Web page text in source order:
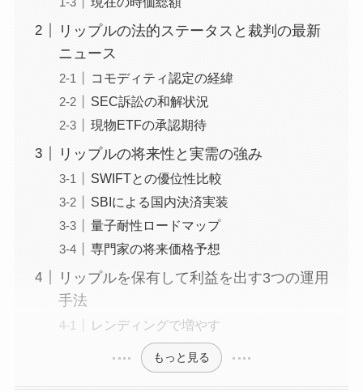
リップルの法的ステータスと裁判の最新
ニュース
コモディティ認定の経緯
SEC訴訟の和解状況
現物ETFの承認期待
リップルの将来性と実需の強み
SWIFTとの優位性比較
SBIによる国内決済実装
量子耐性ロードマップ
専門家の将来価格予想
リップルを保有して利益を出す3つの運用
手法
レンディングで増やす
もっと見る